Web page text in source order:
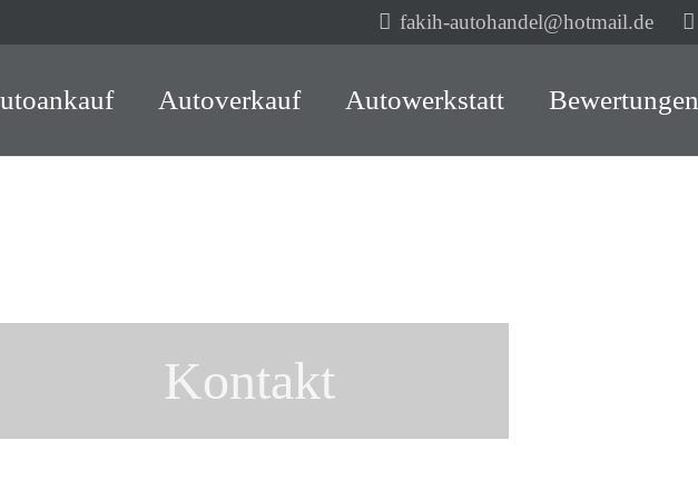
fakih-autohandel@hotmail.de
Autoverkauf Autowerkstatt Bewertungen
Kontakt